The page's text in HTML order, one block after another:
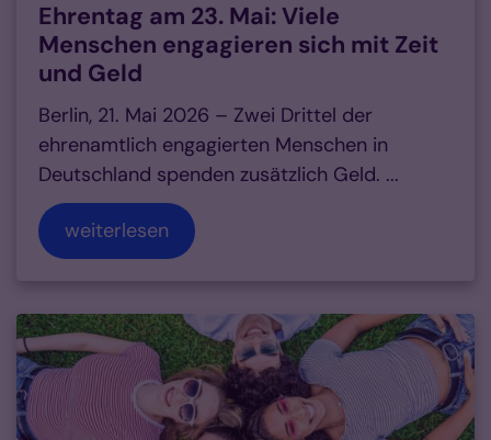
Ehrentag am 23. Mai: Viele
Menschen engagieren sich mit Zeit
und Geld
Berlin, 21. Mai 2026 – Zwei Drittel der
ehrenamtlich engagierten Menschen in
Deutschland spenden zusätzlich Geld. ...
weiterlesen